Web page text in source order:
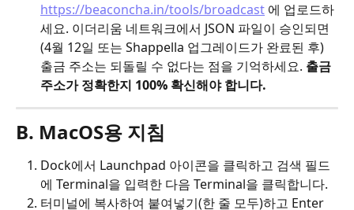
https://beaconcha.in/tools/broadcast 에 업로드하
세요. 이더리움 네트워크에서 JSON 파일이 승인되면
(4월 12일 또는 Shappella 업그레이드가 완료된 후)
출금 주소는 되돌릴 수 없다는 점을 기억하세요. 출금
주소가 정확한지 100% 확신해야 합니다.
B. MacOS용 지침
Dock에서 Launchpad 아이콘을 클릭하고 검색 필드
에 Terminal을 입력한 다음 Terminal을 클릭합니다.
터미널에 복사하여 붙여넣기(한 줄 모두)하고 Enter